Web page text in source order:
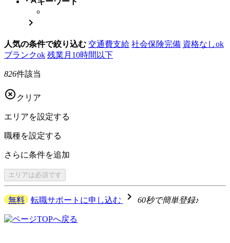

人気の条件で絞り込む 交通費支給 社会保険完備 資格なしok
ブランクok 残業月10時間以下
826件該当
 クリア
エリアを設定する
職種を設定する
さらに条件を追加
エリアは必須です
無料 転職サポートに申し込む navigate_next 60秒で簡単登録♪